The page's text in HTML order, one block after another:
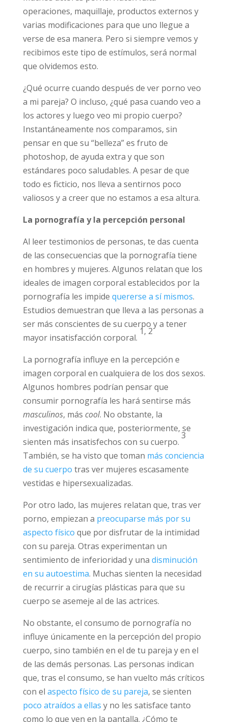
corpóreas de muchos actores porno. Hacen
falta operaciones, maquillaje, productos
externos y varias modificaciones para que
uno llegue a verse de esa manera. Pero si
siempre vemos y recibimos este tipo de
¿Qué ocurre cuando después de ver porno
veo a mi pareja? O incluso, ¿qué pasa cuando
veo a los actores y luego veo mi propio
cuerpo? Instantáneamente nos comparamos,
sin pensar en que su “belleza” es fruto de
photoshop, de ayuda extra y que son
estándares poco saludables. A pesar de que
todo es ficticio, nos lleva a sentirnos poco
altura.
La pornografía y la percepción personal
Al leer testimonios de personas, te das cuenta
de las consecuencias que la pornografía tiene
en hombres y mujeres. Algunos relatan que
los ideales de imagen corporal establecidos
por la pornografía les impidequererse a sí
mismos. Estudios demuestran que lleva a las
y a tener mayor insatisfacción corporal.
La pornografía influye en la percepción e
imagen corporal en cualquiera de los dos
sexos. Algunos hombres podrían pensar que
consumir pornografía les hará sentirse más
masculinos, máscool. No obstante, la
investigación indica que, posteriormente, se
sienten más insatisfechos con su cuerpo.
3
También, se ha visto que toman
escasamente vestidas e hipersexualizadas.
Por otro lado, las mujeres relatan que, tras
ver porno, empiezan apreocuparse más por
su aspecto físicoque por disfrutar de la
intimidad con su pareja. Otras experimentan
un sentimiento de inferioridad y una
disminución en su autoestima. Muchas
plásticas para que su cuerpo se asemeje al de
las actrices.
No obstante, el consumo de pornografía no
influye únicamente en la percepción del
propio cuerpo, sino también en el de tu
pareja y en el de las demás personas. Las
personas indican que, tras el consumo, se han